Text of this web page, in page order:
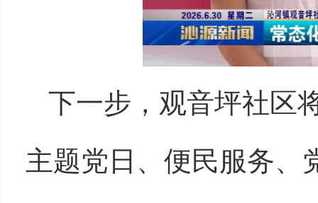
下一步，观音坪社区
主题党日、便民服务、